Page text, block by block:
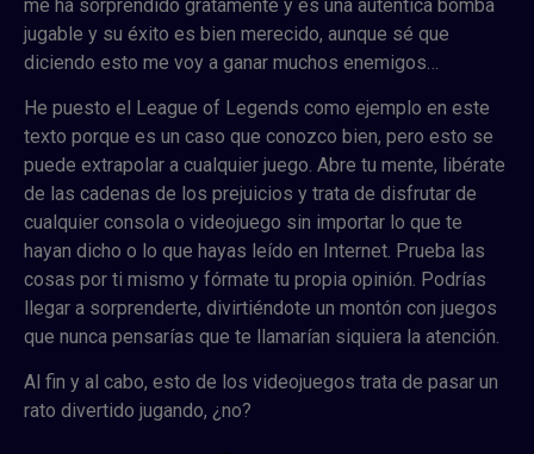
me ha sorprendido gratamente y es una auténtica bomba
jugable y su éxito es bien merecido, aunque sé que
diciendo esto me voy a ganar muchos enemigos…
He puesto el League of Legends como ejemplo en este
texto porque es un caso que conozco bien, pero esto se
puede extrapolar a cualquier juego. Abre tu mente, libérate
de las cadenas de los prejuicios y trata de disfrutar de
cualquier consola o videojuego sin importar lo que te
hayan dicho o lo que hayas leído en Internet. Prueba las
cosas por ti mismo y fórmate tu propia opinión. Podrías
llegar a sorprenderte, divirtiéndote un montón con juegos
que nunca pensarías que te llamarían siquiera la atención.
Al fin y al cabo, esto de los videojuegos trata de pasar un
rato divertido jugando, ¿no?